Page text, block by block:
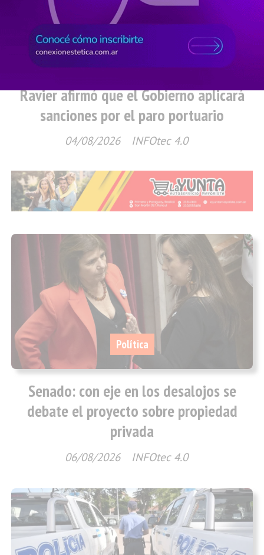
Ravier afirmó que el Gobierno aplicará
sanciones por el paro portuario
INFOtec 4.0
Nacionales
04/08/2026
Senado: con eje en los desalojos se
debate el proyecto sobre propiedad
privada
INFOtec 4.0
Política
06/08/2026